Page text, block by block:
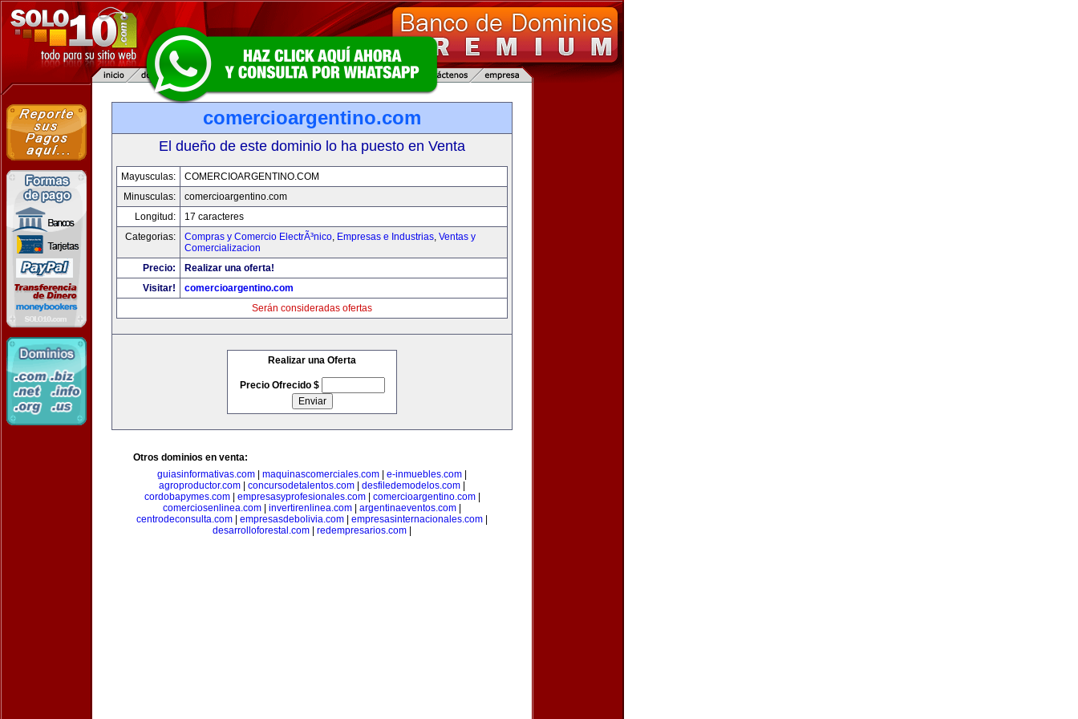
comercioargentino.com
El dueño de este dominio lo ha puesto en Venta
Mayusculas:
COMERCIOARGENTINO.COM
Minusculas:
comercioargentino.com
Longitud:
17 caracteres
Categorias:
Compras y Comercio ElectrÃ³nico, Empresas e Industrias, Ventas y
Comercializacion
Precio:
Realizar una oferta!
Visitar!
comercioargentino.com
Serán consideradas ofertas
Realizar una Oferta
Precio Ofrecido $
Otros dominios en venta:
guiasinformativas.com
maquinascomerciales.com e-inmuebles.com
agroproductor.com
concursodetalentos.com desfiledemodelos.com
cordobapymes.com| empresasyprofesionales.com| comercioargentino.com|
comerciosenlinea.com
invertirenlinea.com argentinaeventos.com
centrodeconsulta.com
empresasdebolivia.com empresasinternacionales.com
desarrolloforestal.com
redempresarios.com